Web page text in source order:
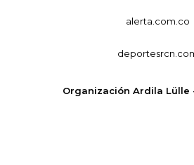
alerta.com.co
Organización Ardila Lülle